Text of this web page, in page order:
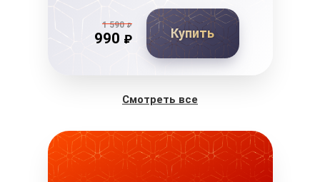
1 590₽
990 ₽ Купить
Смотреть все